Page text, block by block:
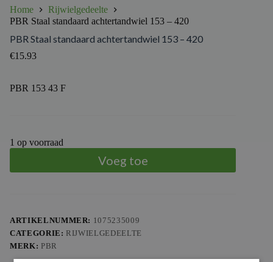
Home
Rijwielgedeelte
PBR Staal standaard achtertandwiel 153 – 420
PBR Staal standaard achtertandwiel 153 – 420
€15.93
PBR 153 43 F
1 op voorraad
Voeg toe
ARTIKELNUMMER: 1075235009
CATEGORIE: RIJWIELGEDEELTE
MERK: PBR